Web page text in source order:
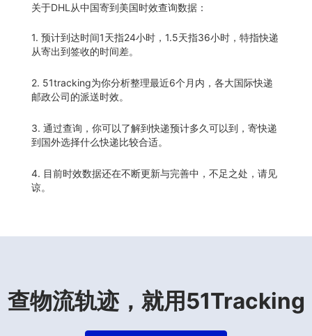
关于DHL从中国寄到美国时效查询数据：
1. 预计到达时间1天指24小时，1.5天指36小时，特指快递
从寄出到签收的时间差。
2. 51tracking为你分析整理最近6个月内，各大国际快递
邮政公司的派送时效。
3. 通过查询，你可以了解到快递预计多久可以到，寄快递
到国外选择什么快递比较合适。
4. 目前时效数据还在不断更新与完善中，不足之处，请见
谅。
查物流轨迹，就用51Tracking